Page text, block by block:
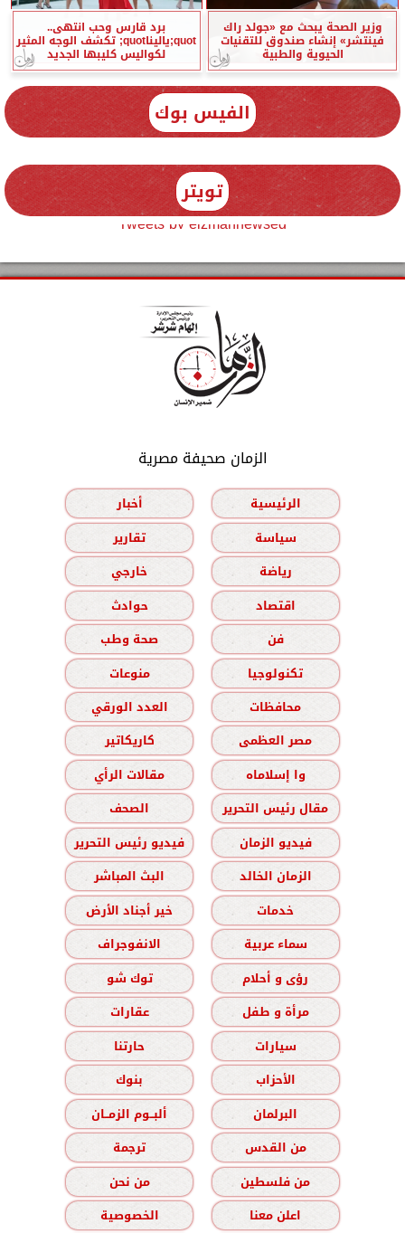
وزير الصحة يبحث مع «جولد راك
فينتشر» إنشاء صندوق للتقنيات
الحيوية والطبية
برد قارس وحب انتهى..
quot;ياليناquot; تكشف الوجه المثير
لكواليس كليبها الجديد
الفيس بوك
تويتر
Tweets by elzmannewseg
الزمان صحيفة مصرية
الرئيسية
أخبار
سياسة
تقارير
رياضة
خارجي
اقتصاد
حوادث
فن
صحة وطب
تكنولوجيا
منوعات
محافظات
العدد الورقي
مصر العظمى
كاريكاتير
وا إسلاماه
مقالات الرأي
مقال رئيس التحرير
الصحف
فيديو الزمان
فيديو رئيس التحرير
الزمان الخالد
البث المباشر
خدمات
خير أجناد الأرض
سماء عربية
الانفوجراف
رؤى و أحلام
توك شو
مرأة و طفل
عقارات
سيارات
حارتنا
الأحزاب
بنوك
البرلمان
ألبــوم الزمــان
من القدس
ترجمة
من فلسطين
من نحن
اعلن معنا
الخصوصية